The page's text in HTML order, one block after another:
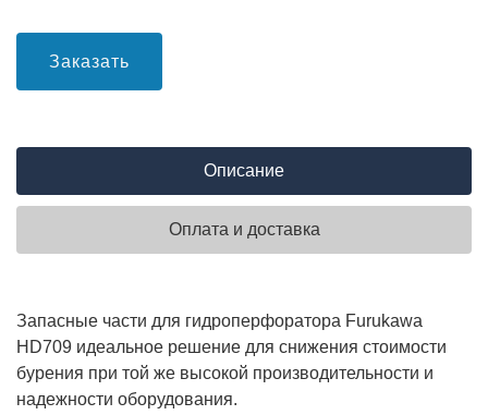
Заказать
Описание
Оплата и доставка
Запасные части для гидроперфоратора Furukawa
HD709 идеальное решение для снижения стоимости
бурения при той же высокой производительности и
надежности оборудования.